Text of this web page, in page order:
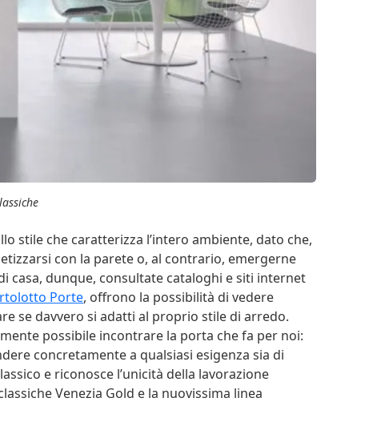
stile che caratterizza l’intero ambiente, dato che,
con la parete o, al contrario, emergerne
casa, dunque, consultate cataloghi e siti internet
Porte, offrono la possibilità di vedere
se davvero si adatti al proprio stile di arredo.
possibile incontrare la porta che fa per noi:
concretamente a qualsiasi esigenza sia di
e riconosce l’unicità della lavorazione
Venezia Gold e la nuovissima linea